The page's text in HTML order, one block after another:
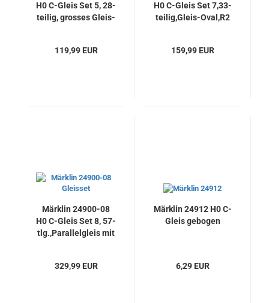
H0 C-Gleis Set 5, 28-
teilig, grosses Gleis-
119,99 EUR
H0 C-Gleis Set 7,33-
teilig,Gleis-Oval,R2
159,99 EUR
Märklin 24900-08
H0 C-Gleis Set 8, 57-
tlg.,Parallelgleis mit
329,99 EUR
Märklin 24912 H0 C-
Gleis gebogen
6,29 EUR